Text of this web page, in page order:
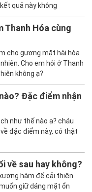
quả này không
Thanh Hóa cùng
cho gương mặt hài hòa
Cho em hỏi ở Thanh
không ạ?
Đặc điểm nhận
như thế nào ạ? cháu
đặc điểm này, có thật
về sau hay không?
hàm để cải thiện
giữ dáng mặt ổn